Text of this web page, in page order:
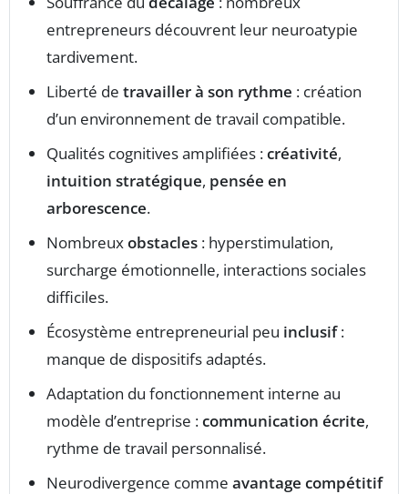
entrepreneurs découvrent leur neuroatypie
tardivement.
Liberté de travailler à son rythme : création
d’un environnement de travail compatible.
Qualités cognitives amplifiées :créativité,
intuition stratégique, pensée en
arborescence.
Nombreuxobstacles : hyperstimulation,
surcharge émotionnelle, interactions sociales
difficiles.
Écosystème entrepreneurial peu inclusif:
manque de dispositifs adaptés.
Adaptation du fonctionnement interne au
modèle d’entreprise :communication écrite,
rythme de travail personnalisé.
Neurodivergence comme avantage compétitif